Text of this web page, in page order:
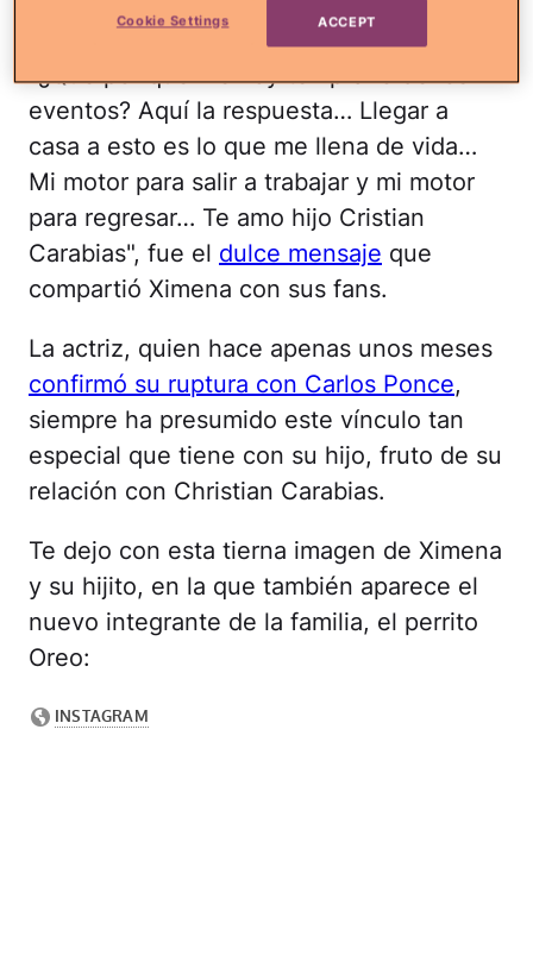
en casita.
"¿Que por qué me voy temprano de los
eventos? Aquí la respuesta… Llegar a
casa a esto es lo que me llena de vida…
Mi motor para salir a trabajar y mi motor
para regresar… Te amo hijo Cristian
Carabias", fue el dulce mensaje que
compartió Ximena con sus fans.
La actriz, quien hace apenas unos meses
confirmó su ruptura con Carlos Ponce,
siempre ha presumido este vínculo tan
especial que tiene con su hijo, fruto de su
relación con Christian Carabias.
Te dejo con esta tierna imagen de Ximena
y su hijito, en la que también aparece el
nuevo integrante de la familia, el perrito
Oreo:
Cookie Settings ACCEPT